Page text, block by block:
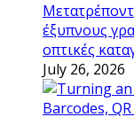
έξυπνους
οπτικές
July 26, 2026